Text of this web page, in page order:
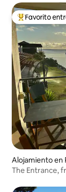
Favorito entre
Favorito
Alojamiento en
The Entrance,